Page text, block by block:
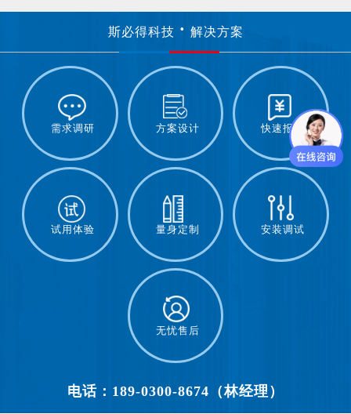
斯必得科技 解决方案
需求调研 方案设计 快速报价
试用体验 量身定制 安装调试
无忧售后
电话：189-0300-8674（林经理）